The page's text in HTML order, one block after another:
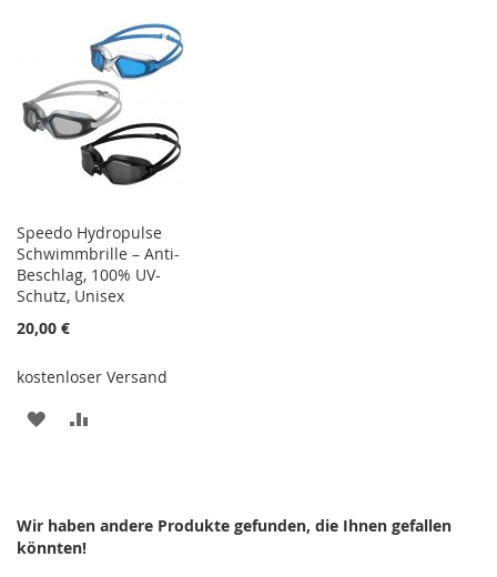
WUNSCHLISTE
HINZUFÜGEN
VERGLEICHSLISTE
HINZUFÜGEN
Speedo Hydropulse
Schwimmbrille – Anti-
Beschlag, 100% UV-
Schutz, Unisex
20,00 €
kostenloser Versand
ZUR
Wir haben andere Produkte gefunden, die Ihnen gefallen
könnten!